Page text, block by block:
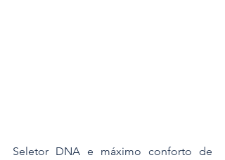
Seletor DNA e máximo conforto de